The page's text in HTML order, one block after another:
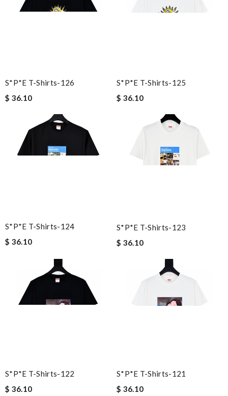
S*p*e T-Shirts-126
$ 36.10
S*p*e T-Shirts-125
$ 36.10
S*p*e T-Shirts-124
$ 36.10
S*p*e T-Shirts-123
$ 36.10
S*p*e T-Shirts-122
$ 36.10
S*p*e T-Shirts-121
$ 36.10